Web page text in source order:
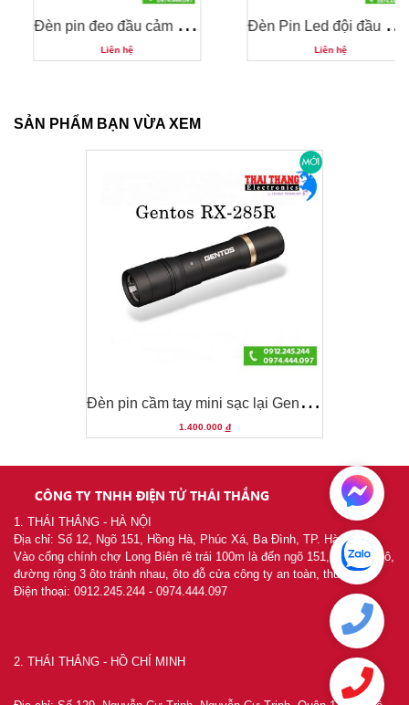
Đ
èn pin đeo đầu cảm ứng, 9 chế độ Superfire HL23-S
Liên hệ
Đ
èn Pin Led đội đầu Ultra fire P50 Zoom
Liên hệ
SẢN PHẨM BẠN VỪA XEM
Đ
èn pin cầm tay mini sạc lại Gentos Nhật Bản RX-285R
1.400.000 đ
CÔNG TY TNHH ĐIỆN TỬ THÁI THẮNG
1. THÁI THẮNG - HÀ NỘI
Địa chỉ: Số 12, Ngõ 151, Hồng Hà, Phúc Xá, Ba Đình, TP. Hà Nội
Vào cổng chính chợ Long Biên rẽ trái 100m là đến ngõ 151, khu chia lô,
đường rộng 3 ôto tránh nhau, ôto đỗ cửa công ty an toàn, thuận tiện
Điện thoại: 0912.245.244 - 0974.444.097
2. THÁI THẮNG - HỒ CHÍ MINH